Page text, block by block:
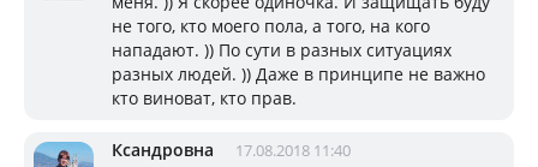
не того, кто моего пола, а того, на кого
нападают. )) По сути в разных ситуациях
разных людей. )) Даже в принципе не важно
кто виноват, кто прав.
Ксандровна 17.08.2018 11:40